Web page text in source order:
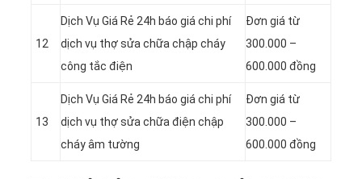
12
Dịch Vụ Giá Rẻ 24h báo giá chi phí
dịch vụ thợ sửa chữa chập cháy
công tắc điện
Đơn giá từ
300.000 –
600.000 đồng
13
Dịch Vụ Giá Rẻ 24h báo giá chi phí
dịch vụ thợ sửa chữa điện chập
cháy âm tường
Đơn giá từ
300.000 –
600.000 đồng